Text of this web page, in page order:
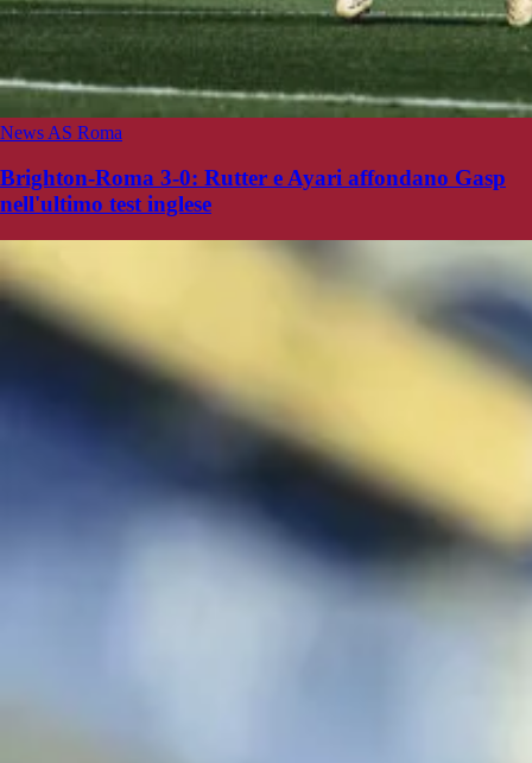
News AS Roma
Brighton-Roma 3-0: Rutter e Ayari affondano Gasp
nell'ultimo test inglese